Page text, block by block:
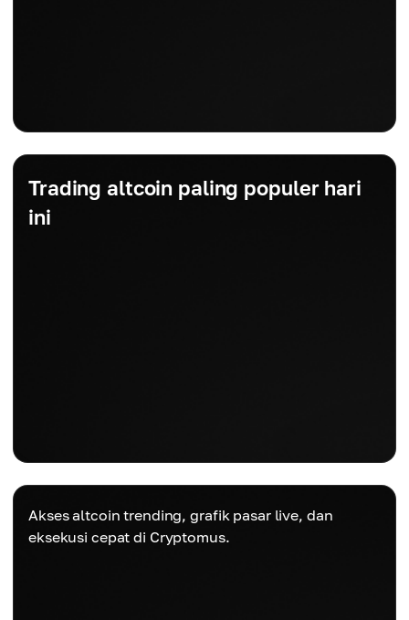
Trading altcoin paling populer hari
ini
Akses altcoin trending, grafik pasar live, dan
eksekusi cepat di Cryptomus.